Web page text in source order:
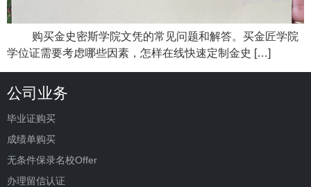
购买金史密斯学院文凭的常见问题和解答。买金匠学院
学位证需要考虑哪些因素，怎样在线快速定制金史 […]
公司业务
毕业证购买
成绩单购买
无条件保录名校Offer
办理留信认证